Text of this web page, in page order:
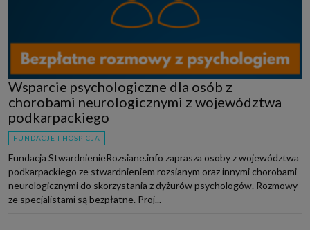
Wsparcie psychologiczne dla osób z
chorobami neurologicznymi z województwa
podkarpackiego
FUNDACJE I HOSPICJA
Fundacja StwardnienieRozsiane.info zaprasza osoby z województwa
podkarpackiego ze stwardnieniem rozsianym oraz innymi chorobami
neurologicznymi do skorzystania z dyżurów psychologów. Rozmowy
ze specjalistami są bezpłatne. Proj...